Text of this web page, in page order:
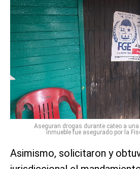
Aseguran drogas durante cateo a una
inmueble fue asegurado por la
Asimismo, solicitaron y